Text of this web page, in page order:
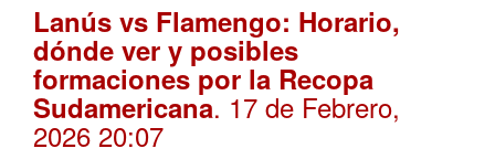
Lanús vs Flamengo: Horario,
dónde ver y posibles
formaciones por la Recopa
Sudamericana. 17 de Febrero,
2026 20:07